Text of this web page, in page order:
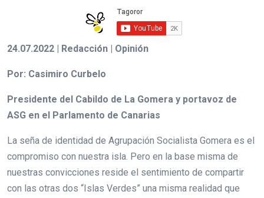
24.07.2022 | Redacción | Opinión
Por: Casimiro Curbelo
Presidente del Cabildo de La Gomera y portavoz de
ASG en el Parlamento de Canarias
La seña de identidad de Agrupación Socialista Gomera es el
compromiso con nuestra isla. Pero en la base misma de
nuestras convicciones reside el sentimiento de compartir
con las otras dos “Islas Verdes” una misma realidad que